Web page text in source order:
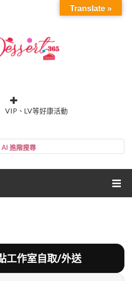
VIP、LV等好康活動
住我工作室自取/外送
Translate »